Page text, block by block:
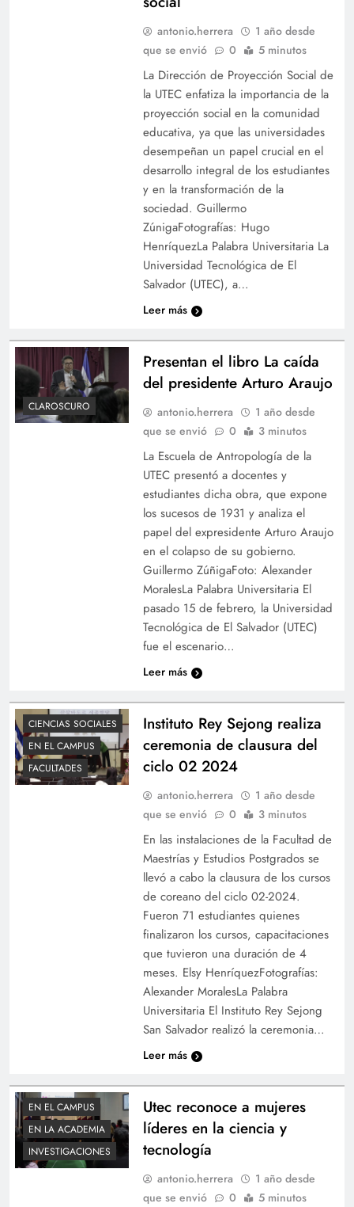
antonio.herrera
1 año desde
que se envió
0 5 minutos
La Dirección de Proyección Social de
la UTEC enfatiza la importancia de la
proyección social en la comunidad
educativa, ya que las universidades
desempeñan un papel crucial en el
desarrollo integral de los estudiantes
y en la transformación de la
sociedad. Guillermo
ZúnigaFotografías: Hugo
HenríquezLa Palabra Universitaria La
Universidad Tecnológica de El
Salvador (UTEC), a…
Leer más
CLAROSCURO
Presentan el libro La caída
del presidente Arturo Araujo
antonio.herrera
1 año desde
que se envió
0 3 minutos
La Escuela de Antropología de la
UTEC presentó a docentes y
estudiantes dicha obra, que expone
los sucesos de 1931 y analiza el
papel del expresidente Arturo Araujo
en el colapso de su gobierno.
Guillermo ZúñigaFoto: Alexander
MoralesLa Palabra Universitaria El
pasado 15 de febrero, la Universidad
Tecnológica de El Salvador (UTEC)
fue el escenario…
Leer más
CIENCIAS SOCIALES
EN EL CAMPUS
FACULTADES
Instituto Rey Sejong realiza
ceremonia de clausura del
ciclo 02 2024
antonio.herrera
1 año desde
que se envió
0 3 minutos
En las instalaciones de la Facultad de
Maestrías y Estudios Postgrados se
llevó a cabo la clausura de los cursos
de coreano del ciclo 02-2024.
Fueron 71 estudiantes quienes
finalizaron los cursos, capacitaciones
que tuvieron una duración de 4
meses. Elsy HenríquezFotografías:
Alexander MoralesLa Palabra
Universitaria El Instituto Rey Sejong
San Salvador realizó la ceremonia…
Leer más
EN EL CAMPUS
EN LA ACADEMIA
INVESTIGACIONES
Utec reconoce a mujeres
líderes en la ciencia y
tecnología
antonio.herrera
1 año desde
que se envió
0 5 minutos